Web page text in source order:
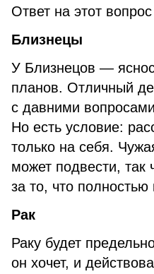
Ответ на этот
Близнецы
У Близнецов —
планов. Отличный
с давними
Но есть условие:
только на себя.
может подвести, так
за то, что
Рак
Раку будет
он хочет, и